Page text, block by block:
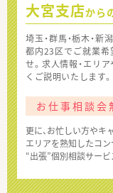
大宮支店から
埼玉・群馬・栃木・
都内23区でご就業希
せ。求人情報・エリ
くご説明いたします。
お仕事相談会
更に、お忙しい方やキ
エリアを熟知したコン
“出張”個別相談サービ